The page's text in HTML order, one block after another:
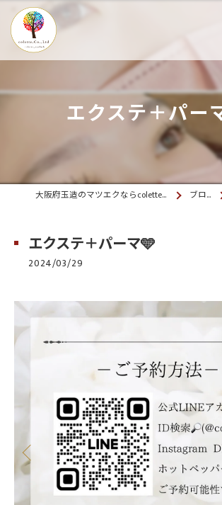
エクステ＋パー
大阪府玉造のマツエクならcolette. 玉造 ブログ
エクステ＋パーマ🩵
2024/03/29